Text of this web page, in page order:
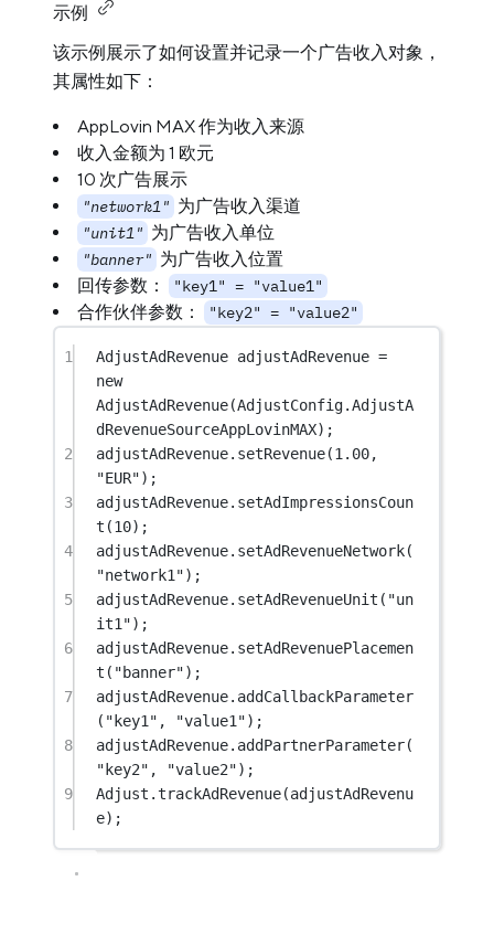
示例
该示例展示了如何设置并记录一个广告收入对象，
其属性如下：
AppLovin MAX 作为收入来源
收入金额为 1 欧元
10 次广告展示
"network1" 为广告收入渠道
"unit1" 为广告收入单位
"banner" 为广告收入位置
回传参数：
"key1" = "value1"
合作伙伴参数： "key2" = "value2"
1 AdjustAdRevenue adjustAdRevenue =
new
AdjustAdRevenue(AdjustConfig.AdjustA
dRevenueSourceAppLovinMAX);
2
adjustAdRevenue. setRevenue(1.00
"EUR");
3
adjustAdRevenue. setAdImpressionsCoun
t (10);
4
adjustAdRevenue. setAdRevenueNetwork(
"network1");
5
adjustAdRevenue. setAdRevenueUnit ( "un
it1");
6
adjustAdRevenue. setAdRevenuePlacemen
t ( "banner");
7
adjustAdRevenue. addCallbackParameter
( "key1" , "value1");
8
adjustAdRevenue. addPartnerParameter(
"key2" , "value2");
9
Adjust.trackAdRevenue(adjustAdRevenu
e);